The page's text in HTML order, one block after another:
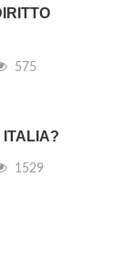
575
ITALIA?
1529